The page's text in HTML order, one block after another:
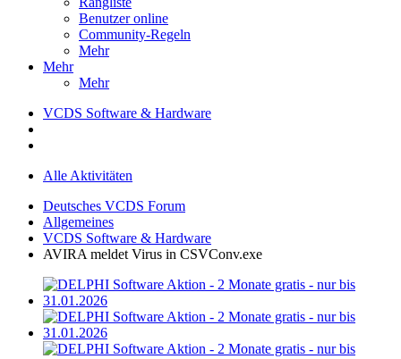
Benutzer online
Community-Regeln
Mehr
Mehr
Mehr
VCDS Software & Hardware
Alle Aktivitäten
Deutsches VCDS Forum
Allgemeines
VCDS Software & Hardware
AVIRA meldet Virus in CSVConv.exe